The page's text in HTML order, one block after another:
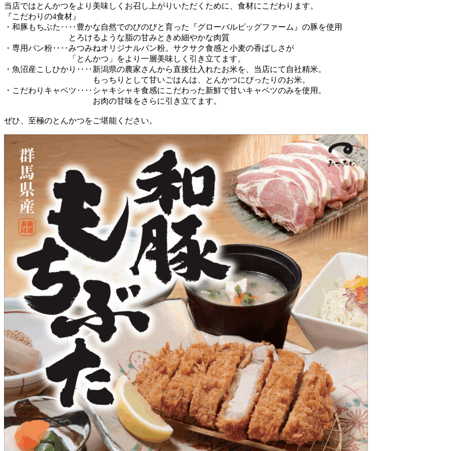
当店ではとんかつをより美味しくお召し上がりいただくために、食材にこだわります。
『こだわりの4食材』
・和豚もちぶた‥‥豊かな自然でのびのびと育った『グローバルピッグファーム』の豚を使用
とろけるような脂の甘みときめ細やかな肉質
・専用パン粉‥‥みつみねオリジナルパン粉。サクサク食感と小麦の香ばしさが
「とんかつ」をより一層美味しく引き立てます。
・魚沼産こしひかり‥‥新潟県の農家さんから直接仕入れたお米を、当店にて自社精米。
もっちりとして甘いごはんは、とんかつにぴったりのお米。
・こだわりキャベツ‥‥シャキシャキ食感にこだわった新鮮で甘いキャベツのみを使用。
お肉の甘味をさらに引き立てます。
ぜひ、至極のとんかつをご堪能ください。